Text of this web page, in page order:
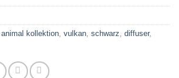
animal kollektion vulkan schwarz diffuser,